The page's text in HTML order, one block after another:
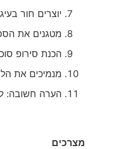
יוצרים חור
מטגנים את
הכנת סירופ
מנמיכים את
הערה חשובה:
מצרכים